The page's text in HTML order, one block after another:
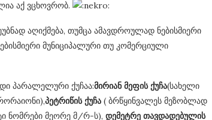
აქ ვცხოვრობ.
აღიქმება, თუმცა ამავდროულად ნებისმიერი
მუნიციპალური თუ კომერციული
პარალელური ქუჩაა:მირიან მეფის ქუჩა(სახელი
პეტრიწის ქუჩა ( ბრწყინვალეს მეზობლად
ნომრები მეორე მ/რ-ს), დემეტრე თავდადებულის